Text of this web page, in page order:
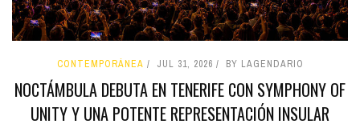
CONTEMPORÁNEA JUL 31, 2026 BY LAGENDARIO
NOCTÁMBULA DEBUTA EN TENERIFE CON SYMPHONY OF
UNITY Y UNA POTENTE REPRESENTACIÓN INSULAR